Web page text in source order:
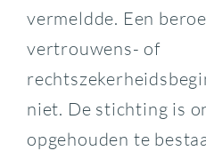
vermeldde. Een
vertrouwens- of
niet. De stichting is
opgehouden te